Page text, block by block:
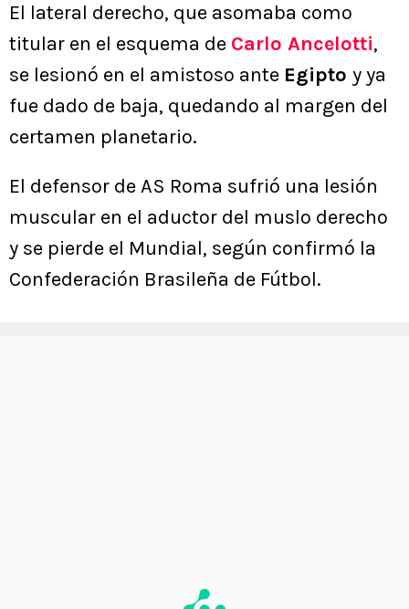
El lateral derecho, que asomaba como
titular en el esquema de Carlo Ancelotti,
se lesionó en el amistoso ante Egipto y ya
fue dado de baja, quedando al margen del
certamen planetario.
El defensor de AS Roma sufrió una lesión
muscular en el aductor del muslo derecho
y se pierde el Mundial, según confirmó la
Confederación Brasileña de Fútbol.